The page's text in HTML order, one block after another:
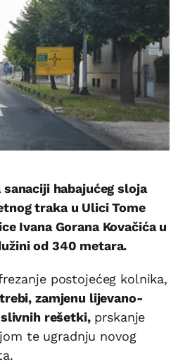
habajućeg sloja
traka u Ulici Tome
Ivana Gorana Kovačića u
od 340 metara.
postojećeg kolnika,
zamjenu lijevano-
rešetki,prskanje
te ugradnju novog